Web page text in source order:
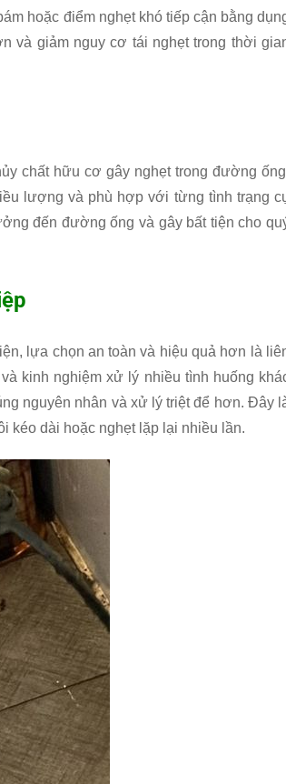
hoặc điểm nghẹt khó tiếp cận bằng
và giảm nguy cơ tái nghẹt trong thời
chất hữu cơ gây nghẹt trong đường
lượng và phù hợp với từng tình trạng
đến đường ống và gây bất tiện cho
lựa chọn an toàn và hiệu quả hơn là
kinh nghiệm xử lý nhiều tình huống
nguyên nhân và xử lý triệt để hơn. Đây
dài hoặc nghẹt lặp lại nhiều lần.